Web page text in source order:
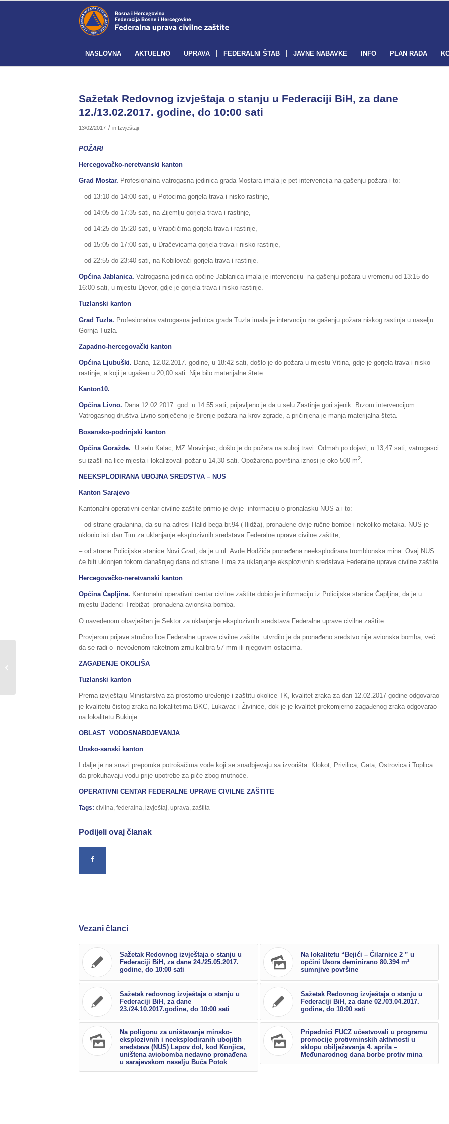
NASLOVNA AKTUELNO UPRAVA FEDERALNI ŠTAB JAVNE NABAVKE INFO PLAN RADA
Sažetak Redovnog izvještaja o stanju u Federaciji BiH, za dane
12./13.02.2017. godine, do 10:00 sati
13/02/2017 / in Izvještaji
POŽARI
Hercegovačko-neretvanski kanton
Grad Mostar. Profesionalna vatrogasna jedinica grada Mostara imala je pet intervencija na gašenju požara i to:
– od 13:10 do 14:00 sati, u Potocima gorjela trava i nisko rastinje,
– od 14:05 do 17:35 sati, na Zijemlju gorjela trava i rastinje,
– od 14:25 do 15:20 sati, u Vrapčićima gorjela trava i rastinje,
– od 15:05 do 17:00 sati, u Dračevicama gorjela trava i nisko rastinje,
– od 22:55 do 23:40 sati, na Kobilovači gorjela trava i rastinje.
Općina Jablanica. Vatrogasna jedinica općine Jablanica imala je intervenciju na gašenju požara u vremenu od 13:15 do
16:00 sati, u mjestu Djevor, gdje je gorjela trava i nisko rastinje.
Tuzlanski kanton
Grad Tuzla. Profesionalna vatrogasna jedinica grada Tuzla imala je intervnciju na gašenju požara niskog rastinja u naselju
Gornja Tuzla.
Zapadno-hercegovački kanton
Općina Ljubuški. Dana, 12.02.2017. godine, u 18:42 sati, došlo je do požara u mjestu Vitina, gdje je gorjela trava i nisko
rastinje, a koji je ugašen u 20,00 sati. Nije bilo materijalne štete.
Kanton10.
Općina Livno. Dana 12.02.2017. god. u 14:55 sati, prijavljeno je da u selu Zastinje gori sjenik. Brzom intervencijom
Vatrogasnog društva Livno spriječeno je širenje požara na krov zgrade, a pričinjena je manja materijalna šteta.
Bosansko-podrinjski kanton
Općina Goražde.
U selu Kalac, MZ Mravinjac, došlo je do požara na suhoj travi. Odmah po dojavi, u 13,47 sati, vatrogasci
su izašli na lice mjesta i lokalizovali požar u 14,30 sati. Opožarena površina iznosi je oko 500 m2.
NEEKSPLODIRANA UBOJNA SREDSTVA – NUS
Kanton Sarajevo
Kantonalni operativni centar civilne zaštite primio je dvije informaciju o pronalasku NUS-a i to:
– od strane građanina, da su na adresi Halid-bega br.94 ( Ilidža), pronađene dvije ručne bombe i nekoliko metaka. NUS je
uklonio isti dan Tim za uklanjanje eksplozivnih sredstava Federalne uprave civilne zaštite,
– od strane Policijske stanice Novi Grad, da je u ul. Avde Hodžića pronađena neeksplodirana tromblonska mina. Ovaj NUS
će biti uklonjen tokom današnjeg dana od strane Tima za uklanjanje eksplozivnih sredstava Federalne uprave civilne zaštite.
Hercegovačko-neretvanski kanton
Općina Čapljina. Kantonalni operativni centar civilne zaštite dobio je informaciju iz Policijske stanice Čapljina, da je u
mjestu Badenci-Trebižat pronađena avionska bomba.
O navedenom obavješten je Sektor za uklanjanje eksplozivnih sredstava Federalne uprave civilne zaštite.
Provjerom prijave stručno lice Federalne uprave civilne zaštite utvrdilo je da pronađeno sredstvo nije avionska bomba, već
da se radi o nevođenom raketnom zrnu kalibra 57 mm ili njegovim ostacima.
ZAGAĐENJE OKOLIŠA
Tuzlanski kanton
Prema izvještaju Ministarstva za prostorno uređenje i zaštitu okolice TK, kvalitet zraka za dan 12.02.2017 godine odgovarao
je kvalitetu čistog zraka na lokalitetima BKC, Lukavac i Živinice, dok je je kvalitet prekomjerno zagađenog zraka odgovarao
na lokalitetu Bukinje.
OBLAST VODOSNABDJEVANJA
Unsko-sanski kanton
I dalje je na snazi preporuka potrošačima vode koji se snadbjevaju sa izvorišta: Klokot, Privilica, Gata, Ostrovica i Toplica
da prokuhavaju vodu prije upotrebe za piće zbog mutnoće.
OPERATIVNI CENTAR FEDERALNE UPRAVE CIVILNE ZAŠTITE
Tags: civilna federalna izvještaj uprava zaštita
Podijeli ovaj članak
Vezani članci
Sažetak Redovnog izvještaja o stanju u
Federaciji BiH, za dane 24./25.05.2017.
godine, do 10:00 sati
Na lokalitetu “Bejići – Ćilarnice 2 ” u
općini Usora deminirano 80.394 m²
sumnjive površine
Sažetak redovnog izvještaja o stanju u
Federaciji BiH, za dane
23./24.10.2017.godine, do 10:00 sati
Sažetak Redovnog izvještaja o stanju u
Federaciji BiH, za dane 02./03.04.2017.
godine, do 10:00 sati
Na poligonu za uništavanje minsko-
eksplozivnih i neeksplodiranih ubojitih
sredstava (NUS) Lapov dol, kod Konjica,
uništena aviobomba nedavno pronađena
u sarajevskom naselju Buča Potok
Pripadnici FUCZ učestvovali u programu
promocije protivminskih aktivnosti u
sklopu obilježavanja 4. aprila –
Međunarodnog dana borbe protiv mina
u Federaciji BiH, za dane